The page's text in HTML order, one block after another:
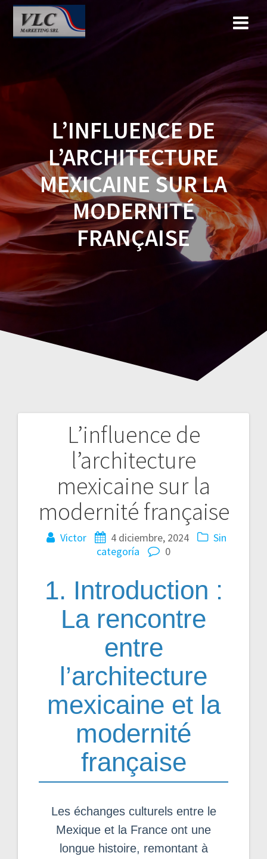
al
contenido
L’INFLUENCE DE
L’ARCHITECTURE
MEXICAINE SUR LA
MODERNITÉ
FRANÇAISE
L’influence de
l’architecture
mexicaine sur la
modernité française
Victor 4 diciembre, 2024
Sin
categoría
0
1. Introduction :
La rencontre
entre
l’architecture
mexicaine et la
modernité
française
Les échanges culturels entre le
Mexique et la France ont une
longue histoire, remontant à
Navegación
entradas